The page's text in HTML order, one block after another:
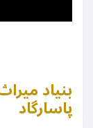
بنیاد
پاسارگاد